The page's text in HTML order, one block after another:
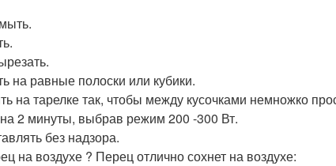
на равные полоски или кубики.
на тарелке так, чтобы между кусочками немножко
2 минуты, выбрав режим 200 -300 Вт.
без надзора.
на воздухе ? Перец отлично сохнет на воздухе: